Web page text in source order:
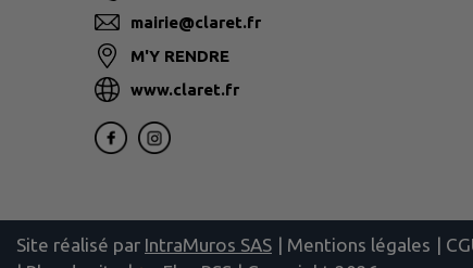
mairie@claret.fr
M'Y RENDRE
www.claret.fr
Site réalisé par IntraMuros SAS Mentions légales